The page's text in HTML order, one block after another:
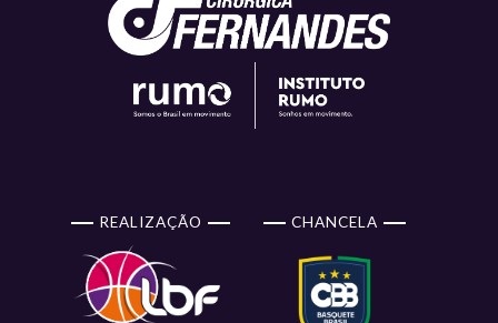
REALIZAÇÃO CHANCELA